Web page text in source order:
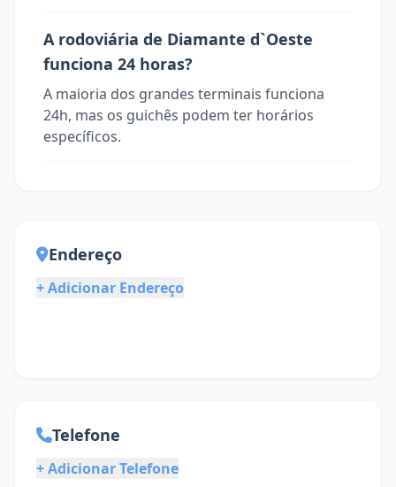
A rodoviária de Diamante d`Oeste
funciona 24 horas?
A maioria dos grandes terminais funciona
24h, mas os guichês podem ter horários
específicos.
Endereço
+ Adicionar Endereço
Telefone
+ Adicionar Telefone